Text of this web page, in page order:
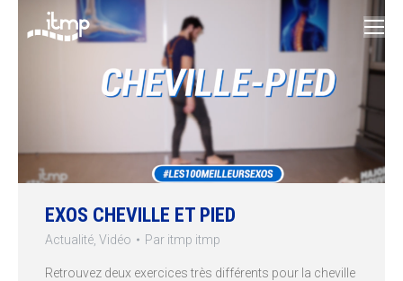
EXOS CHEVILLE ET PIED
Actualité Vidéo Par itmp itmp
Retrouvez deux exercices très différents pour la cheville